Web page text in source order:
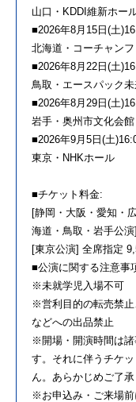
山口・KDDI維新ホー
■2026年8月15日(土
北海道・コーチャン
■2026年8月22日(土
鳥取・エースパック
■2026年8月29日(土
岩手・奥州市文化会
■2026年9月5日(土
東京・NHKホール
■チケット料金:
[静岡・大阪・愛知・
海道・鳥取・岩手公
[東京公演] 全席指定
■公演に関する注意事
※未就学児入場不可
※営利目的の転売禁
などへの出品禁止
※開場・開演時間は諸
す。それに伴うチケ
ん。あらかじめご了
※お申込み・ご来場